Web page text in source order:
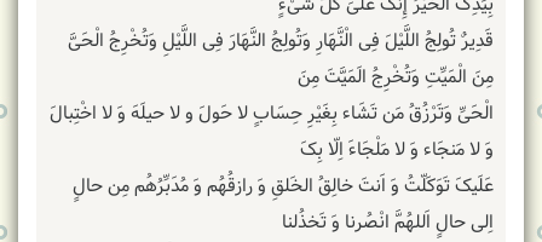
قَدِیرٌ تُولِجُ اللَّیْلَ فِی الْنَّهَارِ وَتُولِجُ النَّهَارَ فِی اللَّیْلِ وَتُخْرِجُ الْحَیَّ
مِنَ الْمَیِّتِ وَتُخْرِجُ الَمَیَّتَ مِنَ
الْحَیِّ وَتَرْزُقُ مَن تَشَاء بِغَیْرِ حِسَابٍ لا حَولَ و لا حیلَهَ وَ لا اخْتِبالَ
وَ لا مَنجَاء وَ لا مَلْجَاءَ اِلّا بِکَ
عَلَیکَ تَوَکَلّتُ وَ اَنتَ خالِقُ الخَلقِ وَ رازقُهُم وَ مُدَبِّرُهُم مِن حالٍ
اِلی حالٍ اَللهُمَّ انْصُرنا وَ تَخذُلنا